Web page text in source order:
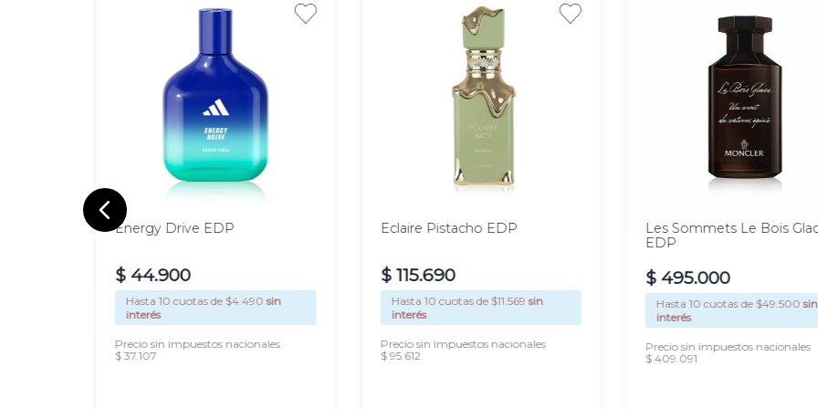
Energy Drive EDP
$ 44.900
Hasta 10 cuotas de $4.490 sin
interés
Precio sin impuestos nacionales
$ 37.107
Eclaire Pistacho EDP
$ 115.690
Hasta 10 cuotas de $11.569 sin
interés
Precio sin impuestos nacionales
$ 95.612
Les Sommets Le Bois
EDP
$ 495.000
Hasta 10 cuotas de $49.500 sin
interés
Precio sin impuestos nacionales
$ 409.091